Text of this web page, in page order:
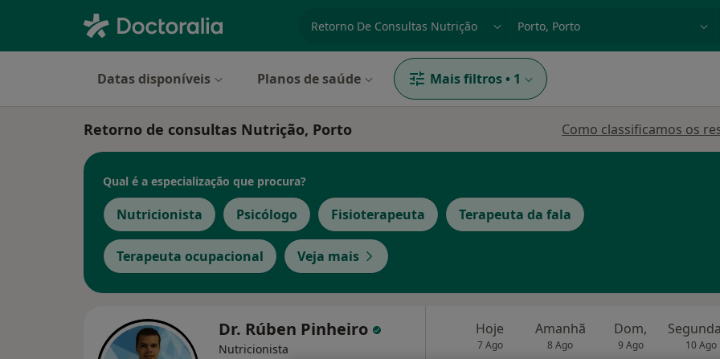
Datas disponíveis Planos de saúde Mais filtros • 1
Retorno de consultas Nutrição, Porto Como classificamos os
Qual é a especialização que procura?
Nutricionista Psicólogo Fisioterapeuta Terapeuta da fala
Terapeuta ocupacional Veja mais
Dr. Rúben Pinheiro
Nutricionista
Hoje
7 Ago
Amanhã
8 Ago
Dom,
9 Ago 10 Ago